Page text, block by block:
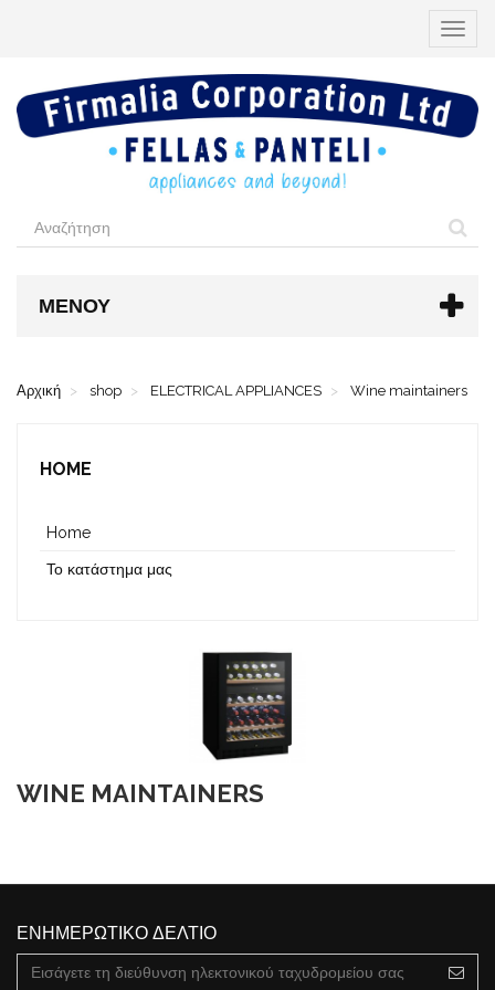
ΜΕΝΟΎ
Αρχική shop ELECTRICAL APPLIANCES Wine maintainers
HOME
Home
Το κατάστημα μας
WINE MAINTAINERS
ΕΝΗΜΕΡΩΤΙΚΌ ΔΕΛΤΊΟ